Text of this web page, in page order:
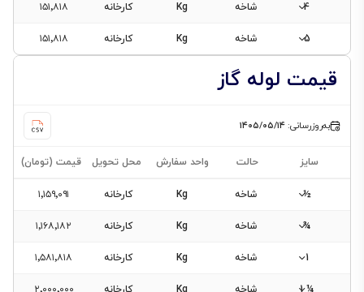
4 شاخه Kg کارخانه ۱۵۱٬۸۱۸
5 شاخه Kg کارخانه ۱۵۱٬۸۱۸
قیمت لوله گاز
به‌روزرسانی:۱۴۰۵/۰۵/۱۴
سایز حالت واحد سفارش محل تحویل قیمت (تومان)
½ شاخه Kg کارخانه ۱٬۱۵۹٬۰۹۱
¾ شاخه Kg کارخانه ۱٬۱۶۸٬۱۸۲
1 شاخه Kg کارخانه ۱٬۵۸۱٬۸۱۸